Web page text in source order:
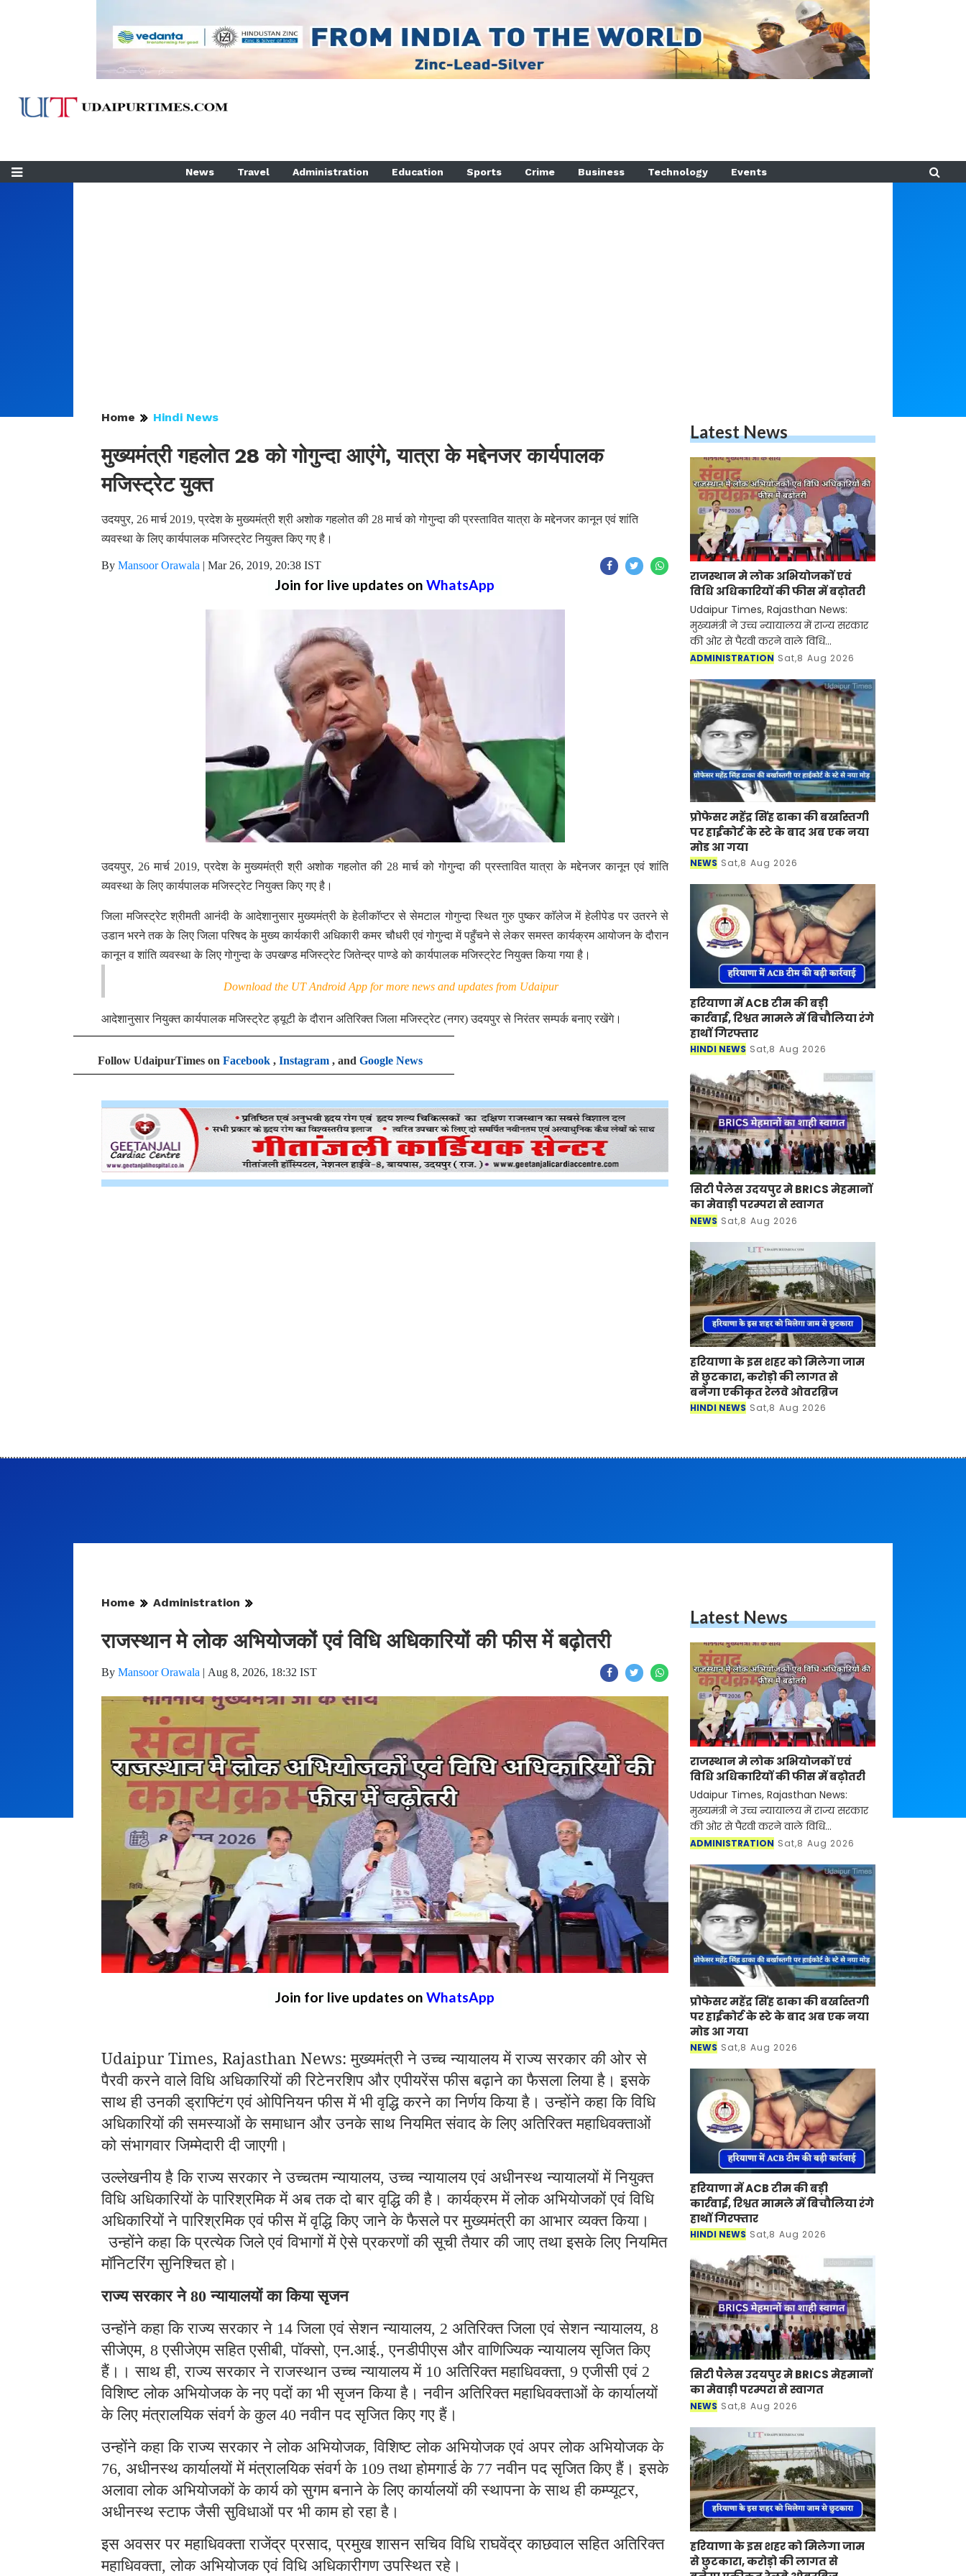
News Travel Administration Education Sports Crime Business Technology Events
Home Hindi News
मुख्यमंत्री गहलोत 28 को गोगुन्दा आएंगे, यात्रा के मद्देनजर कार्यपालक
मजिस्ट्रेट युक्त
उदयपुर, 26 मार्च 2019, प्रदेश के मुख्यमंत्री श्री अशोक गहलोत की 28 मार्च को गोगुन्दा की प्रस्तावित यात्रा के मद्देनजर कानून एवं शांति
व्यवस्था के लिए कार्यपालक मजिस्ट्रेट नियुक्त किए गए है।
By Mansoor Orawala | Mar 26, 2019, 20:38 IST
Join for live updates on WhatsApp
उदयपुर, 26 मार्च 2019, प्रदेश के मुख्यमंत्री श्री अशोक गहलोत की 28 मार्च को गोगुन्दा की प्रस्तावित यात्रा के मद्देनजर कानून एवं शांति
व्यवस्था के लिए कार्यपालक मजिस्ट्रेट नियुक्त किए गए है।
जिला मजिस्ट्रेट श्रीमती आनंदी के आदेशानुसार मुख्यमंत्री के हेलीकाॅप्टर से सेमटाल गोगुन्दा स्थित गुरु पुष्कर काॅलेज में हेलीपेड पर उतरने से
उडान भरने तक के लिए जिला परिषद के मुख्य कार्यकारी अधिकारी कमर चौधरी एवं गोगुन्दा में पहुँचने से लेकर समस्त कार्यक्रम आयोजन के दौरान
कानून व शांति व्यवस्था के लिए गोगुन्दा के उपखण्ड मजिस्ट्रेट जितेन्द्र पाण्डे को कार्यपालक मजिस्ट्रेट नियुक्त किया गया है।
Download the UT Android App for more news and updates from Udaipur
आदेशानुसार नियुक्त कार्यपालक मजिस्ट्रेट ड्यूटी के दौरान अतिरिक्त जिला मजिस्ट्रेट (नगर) उदयपुर से निरंतर सम्पर्क बनाए रखेंगे।
Follow UdaipurTimes on Facebook , Instagram , and Google News
Latest News
राजस्थान मे लोक अभियोजकों एवं
विधि अधिकारियों की फीस में बढ़ोतरी
Udaipur Times, Rajasthan News:
मुख्यमंत्री ने उच्च न्यायालय में राज्य सरकार
की ओर से पैरवी करने वाले विधि
अधिकारियों की रिटेनरशिप और एपीयरेंस
ही उनकी ड्राफ्टिंग ए
ADMINISTRATION Sat,8 Aug 2026
प्रोफेसर महेंद्र सिंह ढाका की बर्खास्तगी
पर हाईकोर्ट के स्टे के बाद अब एक नया
मोड आ गया
NEWS Sat,8 Aug 2026
हरियाणा में ACB टीम की बड़ी
कार्रवाई, रिश्वत मामले में बिचौलिया रंगे
हाथों गिरफ्तार
HINDI NEWS Sat,8 Aug 2026
सिटी पैलेस उदयपुर मे BRICS मेहमानों
का मेवाड़ी परम्परा से स्वागत
NEWS Sat,8 Aug 2026
हरियाणा के इस शहर को मिलेगा जाम
से छुटकारा, करोड़ो की लागत से
बनेगा एकीकृत रेलवे ओवरब्रिज
HINDI NEWS Sat,8 Aug 2026
Home Administration
राजस्थान मे लोक अभियोजकों एवं विधि अधिकारियों की फीस में बढ़ोतरी
By Mansoor Orawala | Aug 8, 2026, 18:32 IST
Join for live updates on WhatsApp
Udaipur Times, Rajasthan News: मुख्यमंत्री ने उच्च न्यायालय में राज्य सरकार की ओर से
पैरवी करने वाले विधि अधिकारियों की रिटेनरशिप और एपीयरेंस फीस बढ़ाने का फैसला लिया है। इसके
साथ ही उनकी ड्राफ्टिंग एवं ओपिनियन फीस में भी वृद्धि करने का निर्णय किया है। उन्होंने कहा कि विधि
अधिकारियों की समस्याओं के समाधान और उनके साथ नियमित संवाद के लिए अतिरिक्त महाधिवक्ताओं
को संभागवार जिम्मेदारी दी जाएगी।
उल्लेखनीय है कि राज्य सरकार ने उच्चतम न्यायालय,उच्च न्यायालय एवं अधीनस्थ न्यायालयों में नियुक्त
विधि अधिकारियों के पारिश्रमिक में अब तक दो बार वृद्धि की है। कार्यक्रम में लोक अभियोजकों एवं विधि
अधिकारियों ने पारिश्रमिक एवं फीस में वृद्धि किए जाने के फैसले पर मुख्यमंत्री का आभार व्यक्त किया।
उन्होंने कहा कि प्रत्येक जिले एवं विभागों में ऐसे प्रकरणों की सूची तैयार की जाए तथा इसके लिए नियमित
मॉनिटरिंग सुनिश्चित हो।
राज्य सरकार ने 80न्यायालयों का किया सृजन
उन्होंने कहा कि राज्य सरकार ने 14जिला एवं सेशन न्यायालय, 2 अतिरिक्त जिला एवं सेशन न्यायालय, 8
सीजेएम, 8एसीजेएम सहित एसीबी,पॉक्सो,एन.आई.,एनडीपीएस और वाणिज्यिक न्यायालय सृजित किए
हैं।। साथ ही,राज्य सरकार ने राजस्थान उच्च न्यायालय में 10 अतिरिक्त महाधिवक्ता, 9एजीसी एवं 2
विशिष्ट लोक अभियोजक के नए पदों का भी सृजन किया है। नवीन अतिरिक्त महाधिवक्ताओं के कार्यालयों
के लिए मंत्रालयिक संवर्ग के कुल 40नवीन पद सृजित किए गए हैं।
उन्होंने कहा कि राज्य सरकार ने लोक अभियोजक,विशिष्ट लोक अभियोजक एवं अपर लोक अभियोजक के
76, अधीनस्थ कार्यालयों में मंत्रालयिक संवर्ग के 109तथा होमगार्ड के 77नवीन पद सृजित किए हैं। इसके
अलावा लोक अभियोजकों के कार्य को सुगम बनाने के लिए कार्यालयों की स्थापना के साथ ही कम्प्यूटर,
अधीनस्थ स्टाफ जैसी सुविधाओं पर भी काम हो रहा है।
इस अवसर पर महाधिवक्ता राजेंद्र प्रसाद,प्रमुख शासन सचिव विधि राघवेंद्र काछवाल सहित अतिरिक्त
महाधिवक्ता,लोक अभियोजक एवं विधि अधिकारीगण उपस्थित रहे।
Latest News
राजस्थान मे लोक अभियोजकों एवं
विधि अधिकारियों की फीस में बढ़ोतरी
Udaipur Times, Rajasthan News:
मुख्यमंत्री ने उच्च न्यायालय में राज्य सरकार
की ओर से पैरवी करने वाले विधि
अधिकारियों की रिटेनरशिप और एपीयरेंस
ही उनकी ड्राफ्टिंग ए
ADMINISTRATION Sat,8 Aug 2026
प्रोफेसर महेंद्र सिंह ढाका की बर्खास्तगी
पर हाईकोर्ट के स्टे के बाद अब एक नया
मोड आ गया
NEWS Sat,8 Aug 2026
हरियाणा में ACB टीम की बड़ी
कार्रवाई, रिश्वत मामले में बिचौलिया रंगे
हाथों गिरफ्तार
HINDI NEWS Sat,8 Aug 2026
सिटी पैलेस उदयपुर मे BRICS मेहमानों
का मेवाड़ी परम्परा से स्वागत
NEWS Sat,8 Aug 2026
हरियाणा के इस शहर को मिलेगा जाम
से छुटकारा, करोड़ो की लागत से